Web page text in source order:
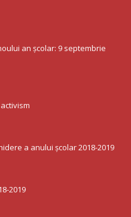
an școlar: 9 septembrie
a anului școlar 2018-2019
2019